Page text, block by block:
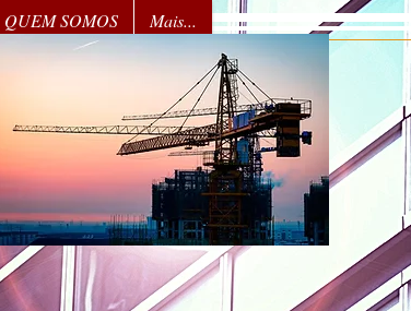
QUEM SOMOS Mais...